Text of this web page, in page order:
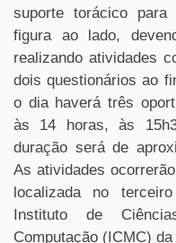
suporte torácico
figura ao lado,
realizando atividades
dois questionários ao
o dia haverá três
às 14 horas, às
duração será de
As atividades
localizada no
Instituto de
Computação (ICMC) da